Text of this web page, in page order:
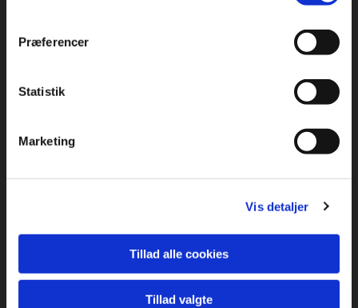
Præferencer
Statistik
Marketing
Vis detaljer
Tillad alle cookies
Tillad valgte